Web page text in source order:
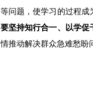
等问题，使学习的过程成
要坚持知行合一、以学促
情推动解决群众急难愁盼